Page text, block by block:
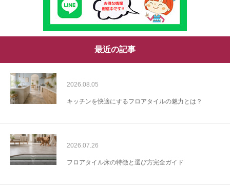
最近の記事
2026.08.05
キッチンを快適にするフロアタイルの魅力とは？
2026.07.26
フロアタイル床の特徴と選び方完全ガイド